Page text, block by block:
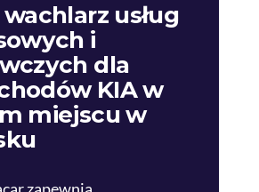
wachlarz usług
i
dla
KIA w
miejscu w